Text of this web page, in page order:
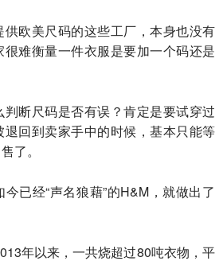
欧美尺码的这些工厂，本身也没有
难衡量一件衣服是要加一个码还是
断尺码是否有误？肯定是要试穿过
回到卖家手中的时候，基本只能等
了。
已经“声名狼藉”的H&M，就做出了
年以来，一共烧超过80吨衣物，平